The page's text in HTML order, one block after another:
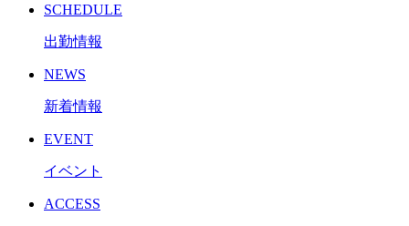
SCHEDULE
出勤情報
NEWS
新着情報
EVENT
イベント
ACCESS